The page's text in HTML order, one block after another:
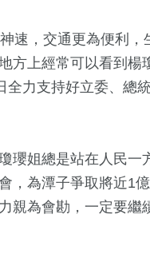
速，交通更為便利，
方上經常可以看到楊
力支持好立委、總
瓔姐總是站在人民一
，為潭子爭取將近1
親為會勘，一定要繼